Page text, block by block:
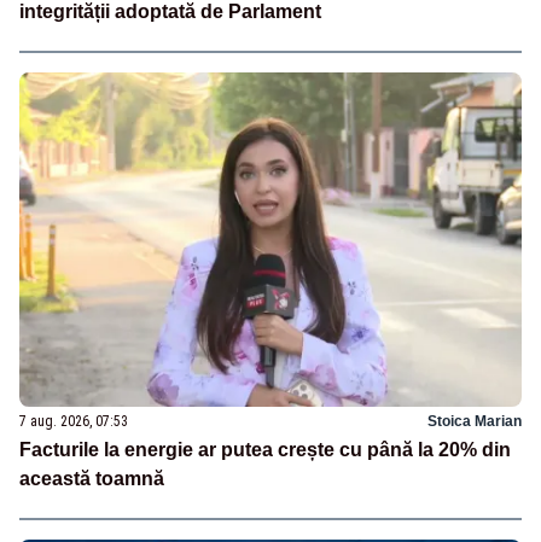
integrității adoptată de Parlament
7 aug. 2026, 07:53 Stoica Marian
Facturile la energie ar putea crește cu până la 20% din
această toamnă